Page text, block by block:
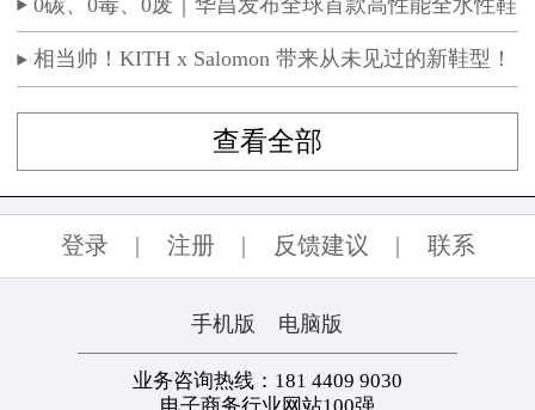
革“三零生态皮”
相当帅！KITH x Salomon 带来从未见过的新鞋型！
查看全部
登录 注册 反馈建议 联系
手机版 电脑版
业务咨询热线：181 4409 9030